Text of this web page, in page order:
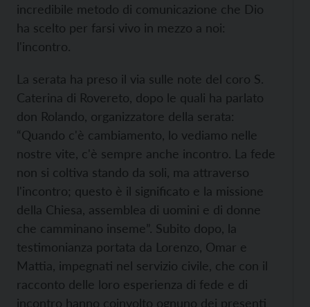
incredibile metodo di comunicazione che Dio
ha scelto per farsi vivo in mezzo a noi:
l'incontro.
La serata ha preso il via sulle note del coro S.
Caterina di Rovereto, dopo le quali ha parlato
don Rolando, organizzatore della serata:
“Quando c'è cambiamento, lo vediamo nelle
nostre vite, c'è sempre anche incontro. La fede
non si coltiva stando da soli, ma attraverso
l'incontro; questo è il significato e la missione
della Chiesa, assemblea di uomini e di donne
che camminano inseme”. Subito dopo, la
testimonianza portata da Lorenzo, Omar e
Mattia, impegnati nel servizio civile, che con il
racconto delle loro esperienza di fede e di
incontro hanno coinvolto ognuno dei presenti